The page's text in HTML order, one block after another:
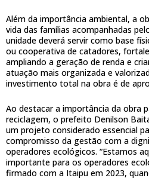
Além da importância ambiental, a
vida das famílias acompanhadas
unidade deverá servir como base
ou cooperativa de catadores,
ampliando a geração de renda e
atuação mais organizada e
investimento total na obra é de
Ao destacar a importância da obra
reciclagem, o prefeito Denilson
um projeto considerado essencial
compromisso da gestão com a
operadores ecológicos. “Estamos
importante para os operadores
firmado com a Itaipu em 2023,